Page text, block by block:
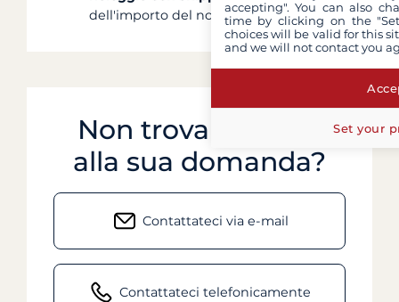
dell'importo del noleggio della barca.
Non trova risposta
alla sua domanda?
Contattateci via e-mail
Contattateci telefonicamente
accepting". You can also
time by clicking on the
choices will be valid for this
and we will not contact you
Set your